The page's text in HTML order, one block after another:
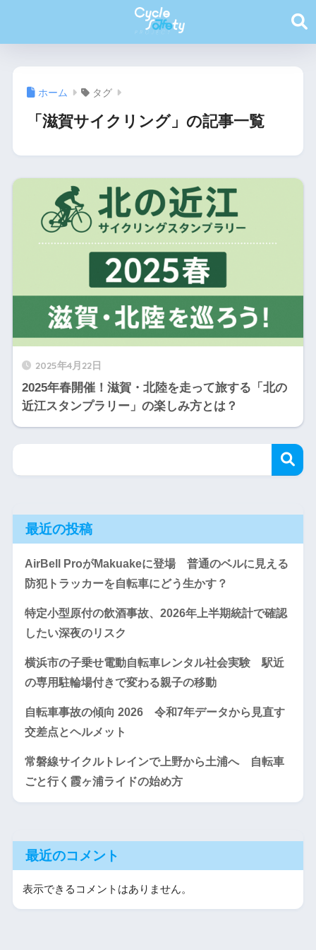
ホーム タグ
「滋賀サイクリング」の記事一覧
2025年4月22日
2025年春開催！滋賀・北陸を走って旅する「北の
近江スタンプラリー」の楽しみ方とは？
最近の投稿
AirBell ProがMakuakeに登場 普通のベルに見える
防犯トラッカーを自転車にどう生かす？
特定小型原付の飲酒事故、2026年上半期統計で確認
したい深夜のリスク
横浜市の子乗せ電動自転車レンタル社会実験 駅近
の専用駐輪場付きで変わる親子の移動
自転車事故の傾向 2026 令和7年データから見直す
交差点とヘルメット
常磐線サイクルトレインで上野から土浦へ 自転車
ごと行く霞ヶ浦ライドの始め方
最近のコメント
表示できるコメントはありません。